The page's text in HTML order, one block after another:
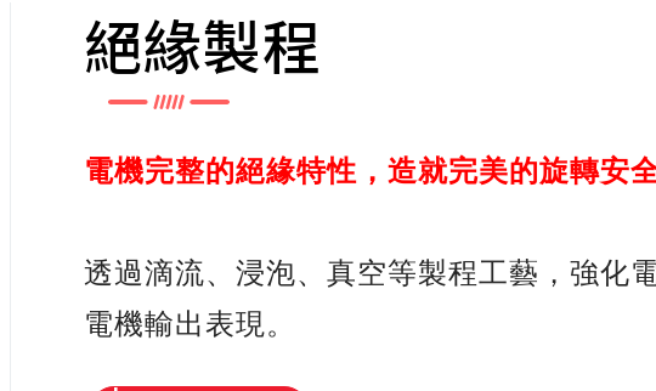
絕緣製程
電機完整的絕緣特性，造就完美的旋轉安
透過滴流、浸泡、真空等製程工藝，強化
電機輸出表現。